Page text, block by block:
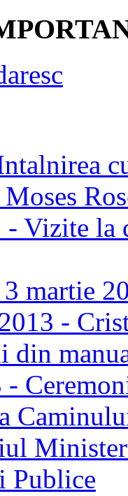
- Vizite
martie
-
din
-
Publice